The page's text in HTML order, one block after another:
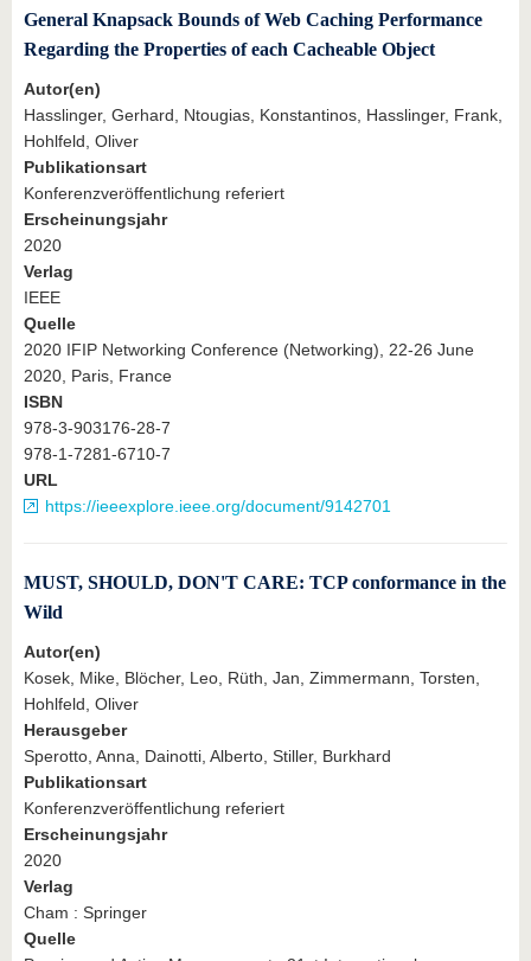
General Knapsack Bounds of Web Caching Performance
Regarding the Properties of each Cacheable Object
Autor(en)
Hasslinger, Gerhard, Ntougias, Konstantinos, Hasslinger, Frank,
Hohlfeld, Oliver
Publikationsart
Konferenzveröffentlichung referiert
Erscheinungsjahr
2020
Verlag
IEEE
Quelle
2020 IFIP Networking Conference (Networking), 22-26 June
2020, Paris, France
ISBN
978-3-903176-28-7
978-1-7281-6710-7
URL
https://ieeexplore.ieee.org/document/9142701
MUST, SHOULD, DON'T CARE: TCP conformance in the
Wild
Autor(en)
Kosek, Mike, Blöcher, Leo, Rüth, Jan, Zimmermann, Torsten,
Hohlfeld, Oliver
Herausgeber
Sperotto, Anna, Dainotti, Alberto, Stiller, Burkhard
Publikationsart
Konferenzveröffentlichung referiert
Erscheinungsjahr
2020
Verlag
Cham : Springer
Quelle